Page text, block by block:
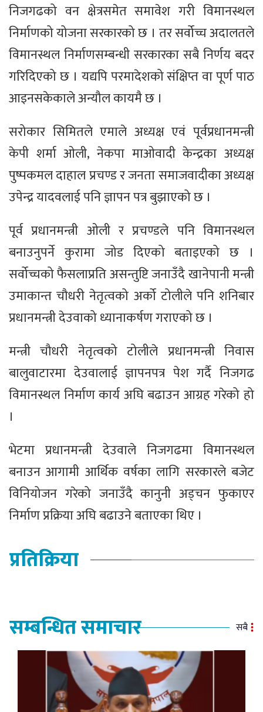
निजगढको वन क्षेत्रसमेत समावेश गरी विमानस्थल
निर्माणको योजना सरकारको छ । तर सर्वोच्च अदालतले
विमानस्थल निर्माणसम्बन्धी सरकारका सबै निर्णय बदर
गरिदिएको छ । यद्यपि परमादेशको संक्षिप्त वा पूर्ण पाठ
आइनसकेकाले अन्यौल कायमै छ ।
सरोकार सिमितले एमाले अध्यक्ष एव‌ं पूर्वप्रधानमन्त्री
केपी शर्मा ओली, नेकपा माओवादी केन्द्रका अध्यक्ष
पुष्पकमल दाहाल प्रचण्ड र जनता समाजवादीका अध्यक्ष
उपेन्द्र यादवलाई पनि ज्ञापन पत्र बुझाएको छ ।
पूर्व प्रधानमन्त्री ओली र प्रचण्डले पनि विमानस्थल
बनाउनुपर्ने कुरामा जोड दिएको बताइएको छ ।
सर्वोच्चको फैसलाप्रति असन्तुष्टि जनाउँदै खानेपानी मन्त्री
उमाकान्त चौधरी नेतृत्वको अर्को टोलीले पनि शनिबार
प्रधानमन्त्री देउवाको ध्यानाकर्षण गराएको छ ।
मन्त्री चौधरी नेतृत्वको टोलीले प्रधानमन्त्री निवास
बालुवाटारमा देउवालाई ज्ञापनपत्र पेश गर्दै निजगढ
विमानस्थल निर्माण कार्य अघि बढाउन आग्रह गरेको हो
।
भेटमा प्रधानमन्त्री देउवाले निजगढमा विमानस्थल
बनाउन आगामी आर्थिक वर्षका लागि सरकारले बजेट
विनियोजन गरेको जनाउँदै कानुनी अड्चन फुकाएर
निर्माण प्रक्रिया अघि बढाउने बताएका थिए ।
प्रतिक्रिया
सम्बन्धित समाचार सबै